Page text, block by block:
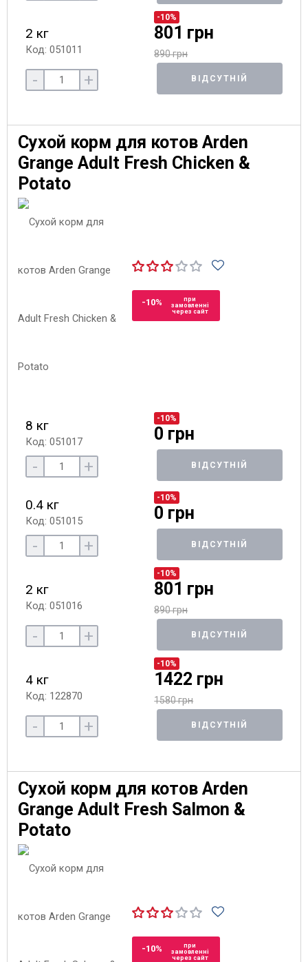
2 кг
Код: 051011
-10%
801 грн
890 грн
- + ВІДСУТНІЙ
Сухой корм для котов Arden
Grange Adult Fresh Chicken &
Potato
-10%
при
замовленні
через сайт
8 кг
Код: 051017
-10%
0 грн
- + ВІДСУТНІЙ
0.4 кг
Код: 051015
-10%
0 грн
- + ВІДСУТНІЙ
2 кг
Код: 051016
-10%
801 грн
890 грн
- + ВІДСУТНІЙ
4 кг
Код: 122870
-10%
1422 грн
1580 грн
- + ВІДСУТНІЙ
Сухой корм для котов Arden
Grange Adult Fresh Salmon &
Potato
-10%
при
замовленні
через сайт